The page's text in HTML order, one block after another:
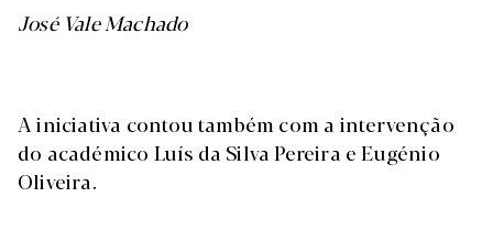
José Vale Machado
A iniciativa contou também com a intervenção
do académico Luís da Silva Pereira e Eugénio
Oliveira.